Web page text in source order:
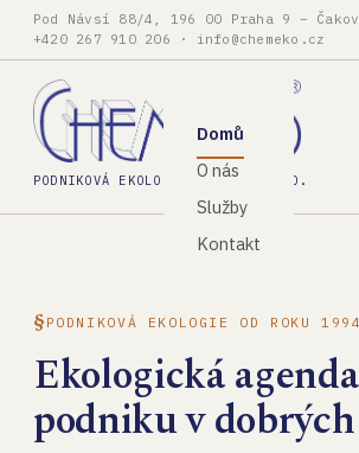
Pod Návsí 88/4, 196 00 Praha 9 –
+420 267 910 206 · info@chemeko.cz
PODNIKOVÁ EKOLOGIE, SPOL. S R.O.
Domů
O nás
Služby
Kontakt
PODNIKOVÁ EKOLOGIE OD ROKU 1994
Ekologická
podniku v